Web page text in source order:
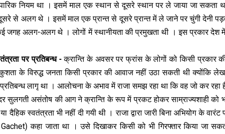
नियम था । इसमें माल एक स्थान से दूसरे स्थान पर ले जाया जा सकता
से अलग थे । इसमें माल एक प्रान्त से दूसरे प्रान्त में ले जाने पर चुंगी देनी
जगह अलग-अलग थे । लोगों में स्थानीयता की प्रमुखता थी । इस प्रकार देश में
पर प्रतिबन्ध -क्रान्ति के अवसर पर फ्रांस के लोगों को किसी प्रकार
के विरुद्ध जनता किसी प्रकार की आवाज नहीं उठा सकती थी क्योंकि
लागृ था । आलोचना के अभाव में राजा समझ रहा था कि वह जो कर रहा
सुलगती असंतोष की आग ने क्रान्ति के रूप में प्रकट होकर साम्राज्यशाही को
दैहिक स्वतंत्रता भी नहीं दी गयी थी । राजा द्वारा जारी बिना अभियोग के
कहा जाता था । उसे दिखाकर किसी को भी गिरफ्तार किया जा